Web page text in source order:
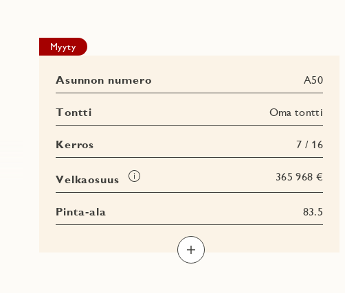
Myyty
Asunnon numero A50
Tontti Oma tontti
Kerros 7 / 16
Velkaosuus
Tooltip 365 968 €
Pinta-ala 83.5